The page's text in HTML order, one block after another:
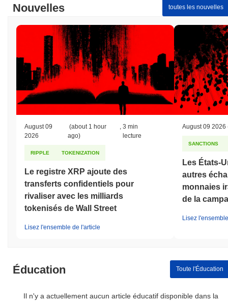
Nouvelles toutes les nouvelles
August 09
2026
(about 1 hour
ago)
,3 min
lecture
RIPPLE TOKENIZATION
Le registre XRP ajoute des
transferts confidentiels pour
rivaliser avec les milliards
tokenisés de Wall Street
Lisez l'ensemble de l'article
August 09 2026
SANCTIONS
Les États-
autres
monnaies
de la
Lisez
Éducation Toute l'Éducation
Il n'y a actuellement aucun article éducatif disponible dans la